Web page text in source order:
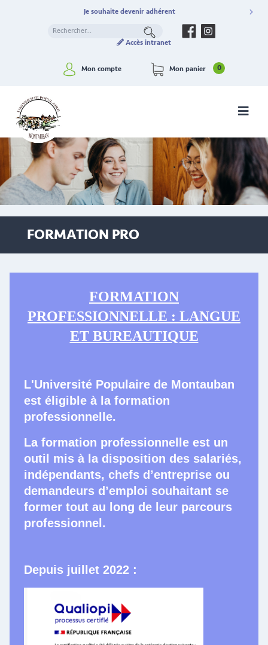
Mon compte Mon panier 0
Je souhaite devenir adhérent
Accès intranet
FORMATION PRO
FORMATION
PROFESSIONNELLE : LANGUE
ET BUREAUTIQUE
L'Université Populaire de Montauban
est éligible à la formation
professionnelle.
La formation professionnelle est un
outil mis à la disposition des salariés,
indépendants, chefs d’entreprise ou
demandeurs d’emploi souhaitant se
former tout au long de leur parcours
professionnel.
Depuis juillet 2022 :